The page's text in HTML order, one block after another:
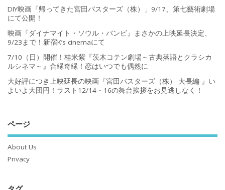
DIY映画『帰ってきた宮田バスターズ（株）」9/17、第七藝術劇場
にて公開！
映画『ダイナマイト・ソウル・バンビ』まさかの上映延長決定、
9/23まで！新宿K’s cinemaにて
7/10（日）開催！桂米紫『茨木コテン劇場～古典落語とクラシカ
ルシネマ～』合縁奇縁！恋はいつでも偶然に
大好評につき上映延長の映画『宮田バスターズ（株）-大長編-』い
よいよ大団円！ラスト12/14・16の舞台挨拶をお見逃しなく！
ページ
About Us
Privacy